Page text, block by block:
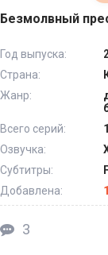
Безмолвный
Год выпуска:
Страна:
Жанр:
Всего серий:
Озвучка:
Субтитры:
Добавлена:
3